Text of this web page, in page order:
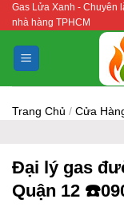
Bỏ
qua
nội
dung
Gas Lửa Xanh - Chuyên
nhà hàng TPHCM
Trang Chủ / Cửa
Đại lý gas
Quận 12